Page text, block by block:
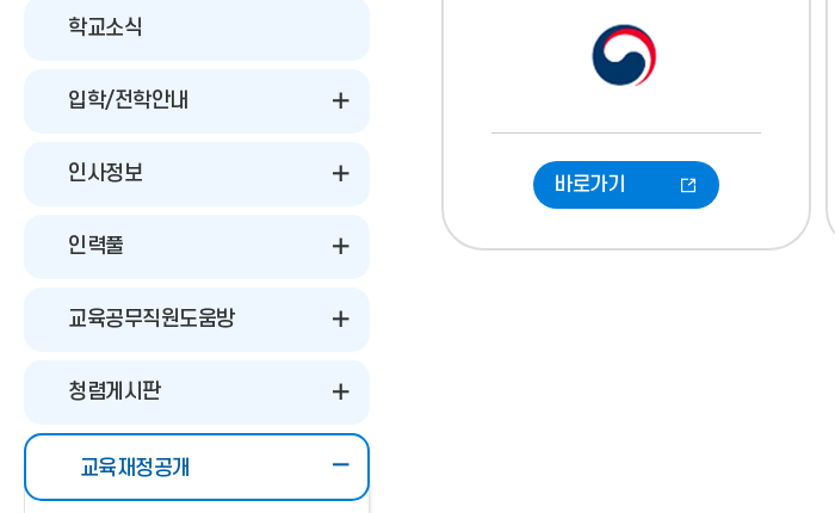
학교소식
입학/전학안내
인사정보
인력풀
교육공무직원도움방
청렴게시판
교육재정공개
바로가기